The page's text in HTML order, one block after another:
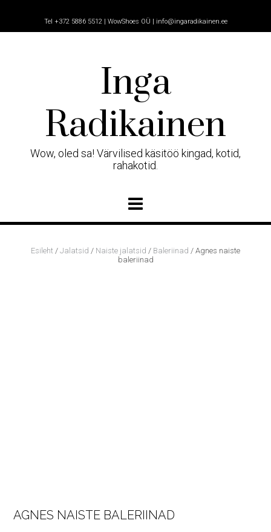
content
Tel +372 5886 5512 | WowShoes OÜ | info@ingaradikainen.ee
Inga
Radikainen
Wow, oled sa! Värvilised käsitöö kingad, kotid,
rahakotid.
Esileht / Jalatsid / Naiste jalatsid / Baleriinad / Agnes naiste
baleriinad
AGNES NAISTE BALERIINAD